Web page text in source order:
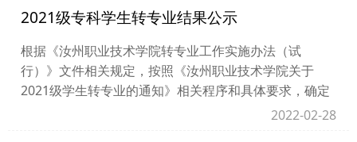
2021级专科学生转专业结果公示
根据《汝州职业技术学院转专业工作实施办法（试
行）》文件相关规定，按照《汝州职业技术学院关于
2021级学生转专业的通知》相关程序和具体要求，确定
了转专业学生名单。现将拟通过学生名单予以公示。公
2022-02-28